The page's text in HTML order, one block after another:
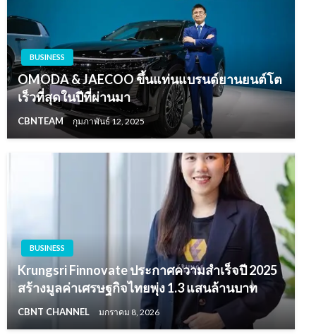
BUSINESS
OMODA & JAECOO ขึ้นแท่นแบรนด์ยานยนต์โต
เร็วที่สุดในปีที่ผ่านมา
CBNTEAM กุมภาพันธ์ 12, 2025
BUSINESS
Krungsri Finnovate ประกาศความสำเร็จปี 2025
สร้างมูลค่าเศรษฐกิจไทยพุ่ง 1.3 แสนล้านบาท
CBNT CHANNEL มกราคม 8, 2026